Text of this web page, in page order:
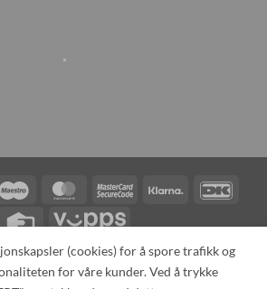
Maestro MasterCardMasterCardKlarna
Credit
Vipps
KONTAKT OSS
OM OSS
(cookies) for å spore trafikk og
for våre kunder. Ved å trykke